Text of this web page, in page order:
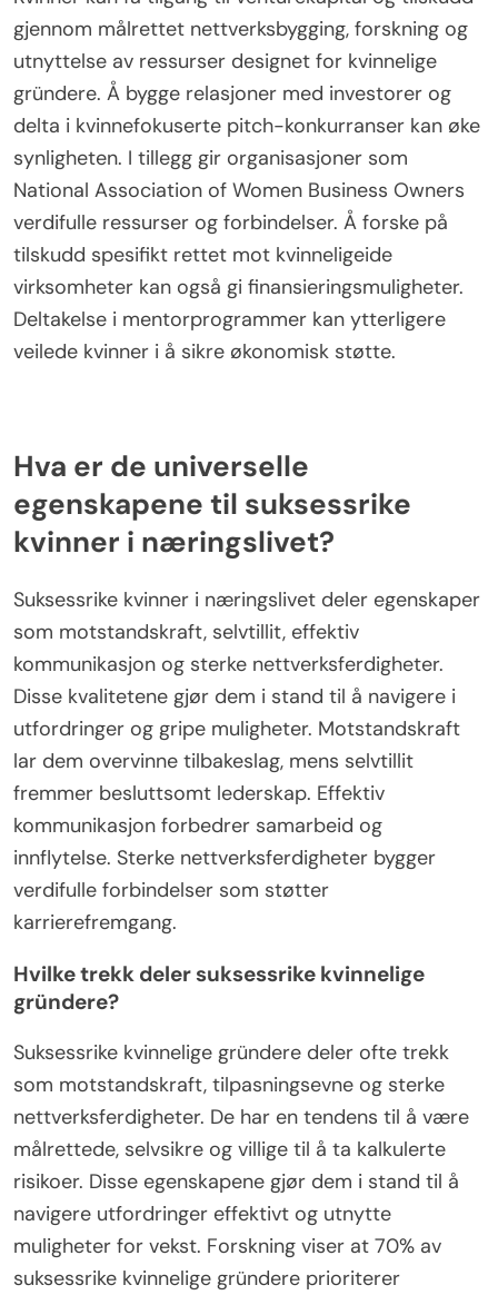
Nettverksbygging med kvinnefokuserte
organisasjoner kan også avdekke unike
finansieringskilder.
Hvordan kan kvinner få tilgang til venturekapital og
tilskudd?
Kvinner kan få tilgang til venturekapital og tilskudd
gjennom målrettet nettverksbygging, forskning og
utnyttelse av ressurser designet for kvinnelige
gründere. Å bygge relasjoner med investorer og
delta i kvinnefokuserte pitch-konkurranser kan øke
verdifulle ressurser og forbindelser. Å forske på
tilskudd spesifikt rettet mot kvinneligeide
virksomheter kan også gi finansieringsmuligheter.
Deltakelse i mentorprogrammer kan ytterligere
Hva er de universelle
egenskapene til suksessrike
kvinner i næringslivet?
Suksessrike kvinner i næringslivet deler egenskaper
som motstandskraft, selvtillit, effektiv
kommunikasjon og sterke nettverksferdigheter.
Disse kvalitetene gjør dem i stand til å navigere i
lar dem overvinne tilbakeslag, mens selvtillit
fremmer besluttsomt lederskap. Effektiv
kommunikasjon forbedrer samarbeid og
innflytelse. Sterke nettverksferdigheter bygger
verdifulle forbindelser som støtter
karrierefremgang.
Hvilke trekk deler suksessrike kvinnelige
gründere?
Suksessrike kvinnelige gründere deler ofte trekk